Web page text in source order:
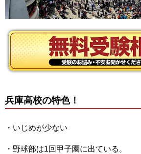
兵庫高校の特色！
・いじめが少ない
・野球部は1回甲子園に出ている。